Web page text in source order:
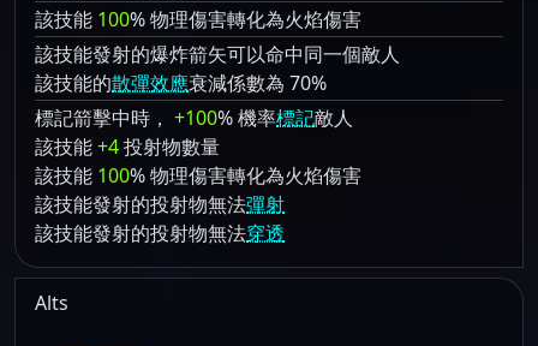
該技能 100% 物理傷害轉化為火焰傷害
該技能發射的爆炸箭矢可以命中同一個敵人
該技能的散彈效應衰減係數為 70%
標記箭擊中時， +100% 機率標記敵人
該技能+4投射物數量
該技能 100% 物理傷害轉化為火焰傷害
該技能發射的投射物無法彈射
該技能發射的投射物無法穿透
Alts